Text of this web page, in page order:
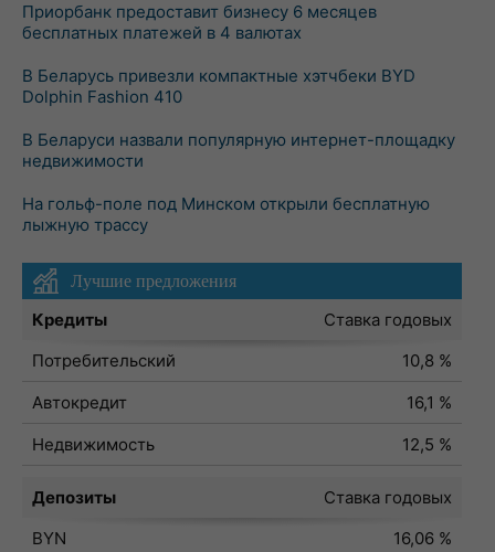
Приорбанк предоставит бизнесу 6 месяцев
бесплатных платежей в 4 валютах
В Беларусь привезли компактные хэтчбеки BYD
Dolphin Fashion 410
В Беларуси назвали популярную интернет-площадку
недвижимости
На гольф-поле под Минском открыли бесплатную
лыжную трассу
Лучшие предложения
Кредиты
Ставка годовых
Потребительский
10,8 %
Автокредит
16,1 %
Недвижимость
12,5 %
Депозиты
Ставка годовых
BYN
16,06 %